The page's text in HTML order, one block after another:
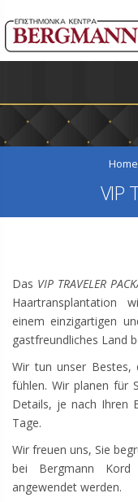
Home
VIP
Das VIP TRAVELER
Haartransplantation
einem einzigartigen
gastfreundliches Land
Wir tun unser Bestes,
fühlen. Wir planen für
Details, je nach Ihren
Tage.
Wir freuen uns, Sie
bei Bergmann
angewendet werden.